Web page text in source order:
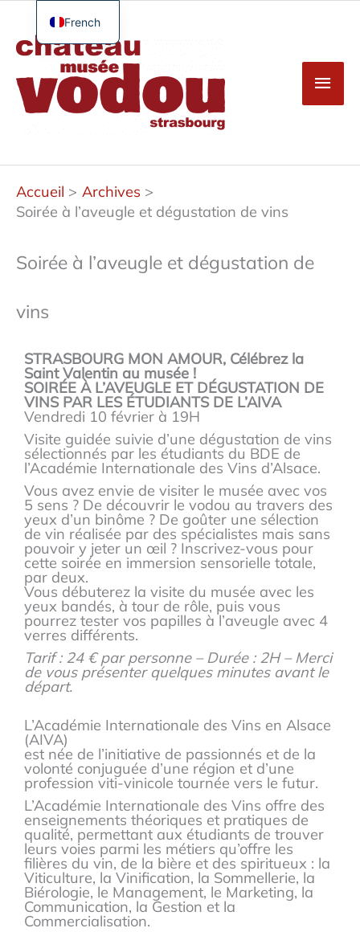
Aller
contenu
Accueil
Archives
Soirée à l’aveugle et dégustation de vins
Soirée à l’aveugle et dégustation de
vins
STRASBOURG MON AMOUR, Célébrez la
Saint Valentin au musée !
SOIRÉE À L’AVEUGLE ET DÉGUSTATION DE
VINS PAR LES ÉTUDIANTS DE L’AIVA
Vendredi 10 février à 19H
Visite guidée suivie d’une dégustation de vins
sélectionnés par les étudiants du BDE de
l’Académie Internationale des Vins d’Alsace.
Vous avez envie de visiter le musée avec vos
5 sens ? De découvrir le vodou au travers des
yeux d’un binôme ? De goûter une sélection
de vin réalisée par des spécialistes mais sans
pouvoir y jeter un œil ? Inscrivez-vous pour
cette soirée en immersion sensorielle totale,
par deux.
Vous débuterez la visite du musée avec les
yeux bandés, à tour de rôle, puis vous
pourrez tester vos papilles à l’aveugle avec 4
verres différents.
Tarif : 24 € par personne – Durée : 2H – Merci
de vous présenter quelques minutes avant le
départ.
L’Académie Internationale des Vins en Alsace
(AIVA)
est née de l’initiative de passionnés et de la
volonté conjuguée d’une région et d’une
profession viti-vinicole tournée vers le futur.
L’Académie Internationale des Vins offre des
enseignements théoriques et pratiques de
qualité, permettant aux étudiants de trouver
leurs voies parmi les métiers qu’offre les
filières du vin, de la bière et des spiritueux : la
Viticulture, la Vinification, la Sommellerie, la
Biérologie, le Management, le Marketing, la
Communication, la Gestion et la
Commercialisation.
French
English
German
Spanish